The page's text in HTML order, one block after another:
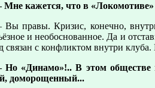
Мне кажется, что в
Вы правы. Кризис, конечно,
и необоснованное. Да и
связан с конфликтом внутри
Но «Динамо»!.. В этом обществе
доморощенный...